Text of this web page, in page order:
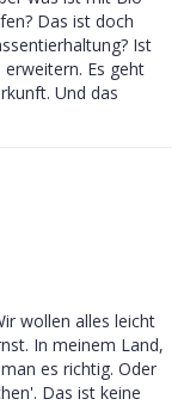
Das ist doch
Ist
Es geht
Und das
wollen alles leicht
In meinem Land,
es richtig. Oder
Das ist keine